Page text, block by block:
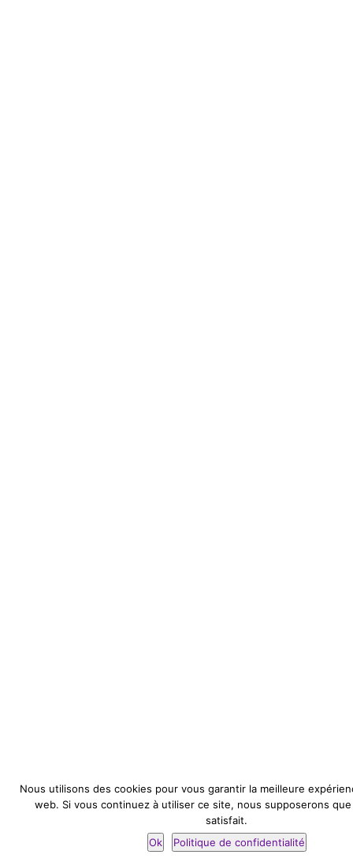
Nous utilisons des cookies pour vous garantir la meilleure
web. Si vous continuez à utiliser ce site, nous supposerons
satisfait.
Ok
Politique de confidentialité